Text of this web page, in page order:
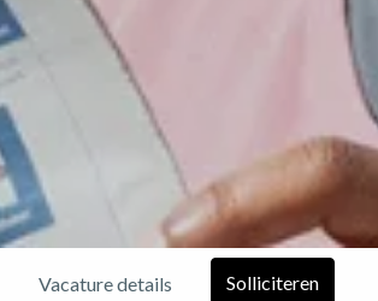
Vacature details Solliciteren